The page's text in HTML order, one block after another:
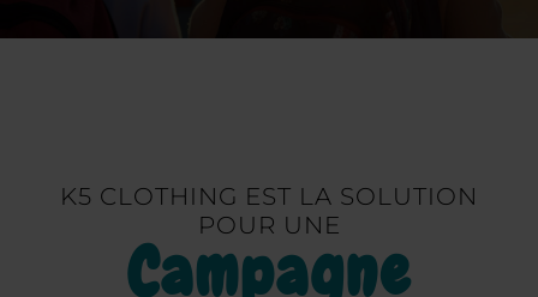
K5 CLOTHING EST LA SOLUTION
POUR UNE
Campagne